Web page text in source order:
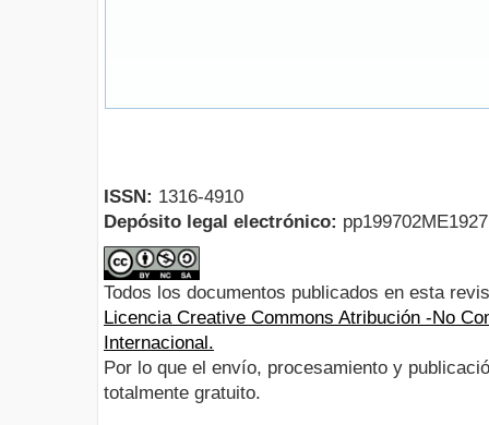
ISSN: 1316-4910
Depósito legal electrónico:
Todos los documentos publicados en esta
Licencia Creative Commons Atribución -No
Internacional.
Por lo que el envío, procesamiento y
totalmente gratuito.